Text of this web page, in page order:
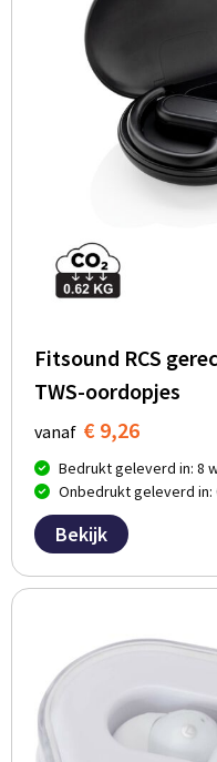
Fitsound RCS
TWS-oordopjes
vanaf € 9,26
Bedrukt geleverd in: 8
Onbedrukt geleverd in:
Bekijk